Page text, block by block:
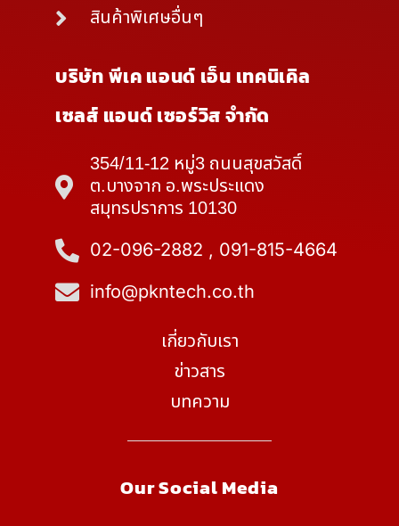
สินค้าพิเศษอื่นๆ
บริษัท พีเค แอนด์ เอ็น เทคนิเคิล
เซลส์ แอนด์ เซอร์วิส จำกัด
354/11-12 หมู่3 ถนนสุขสวัสดิ์
ต.บางจาก อ.พระประแดง
สมุทรปราการ 10130
02-096-2882 , 091-815-4664
info@pkntech.co.th
เกี่ยวกับเรา
ข่าวสาร
บทความ
Our Social Media